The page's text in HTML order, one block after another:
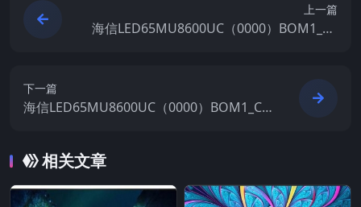
上一篇
海信LED65MU8600UC（0000）BOM1_C0
下一篇
海信LED65MU8600UC（0000）BOM1_C0
相关文章